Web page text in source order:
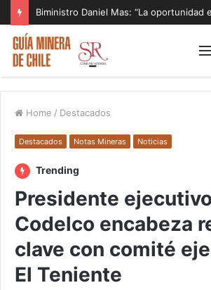
Home / Destacados
Destacados Notas Mineras Noticias
Trending
Presidente
Codelco encabeza
clave con comité
El Teniente